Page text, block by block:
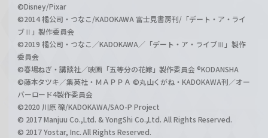
©Disney/Pixar
©2014 橘公司・つなこ/KADOKAWA 富士見書房刊/「デート・ア・ライ
ブⅡ」製作委員会
©2019 橘公司・つなこ／KADOKAWA／「デート・ア・ライブⅢ」製作
委員会
©春場ねぎ・講談社／映画「五等分の花嫁」製作委員会 ®KODANSHA
©藤本タツキ／集英社・ＭＡＰＰＡ ©丸山くがね・KADOKAWA刊／オー
バーロード4製作委員会
©2020 川原 礫/KADOKAWA/SAO-P Project
© 2017 Manjuu Co.,Ltd. & YongShi Co.,Ltd. All Rights Reserved.
© 2017 Yostar, Inc. All Rights Reserved.